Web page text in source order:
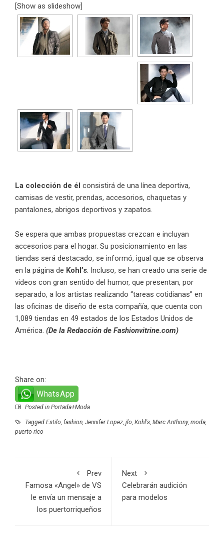
[Show as slideshow]
La colección de él consistirá de una línea deportiva,
camisas de vestir, prendas, accesorios, chaquetas y
pantalones, abrigos deportivos y zapatos.
Se espera que ambas propuestas crezcan e incluyan
accesorios para el hogar. Su posicionamiento en las
tiendas será destacado, se informó, igual que se observa
en la página de Kohl’s. Incluso, se han creado una serie de
videos con gran sentido del humor, que presentan, por
separado, a los artistas realizando “tareas cotidianas” en
las oficinas de diseño de esta compañía, que cuenta con
1,089 tiendas en 49 estados de los Estados Unidos de
América. (De la Redacción de Fashionvitrine.com)
Share on:
WhatsApp
Posted in Portada+Moda
Tagged Estilo, fashion, Jennifer Lopez, jlo, Kohl's, Marc Anthony, moda,
puerto rico
Prev
Famosa «Angel» de VS
le envía un mensaje a
los puertorriqueños
Next
Celebrarán audición
para modelos